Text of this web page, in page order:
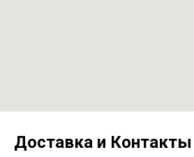
Доставка и Контакты